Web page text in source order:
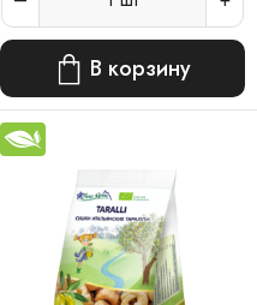
В корзину